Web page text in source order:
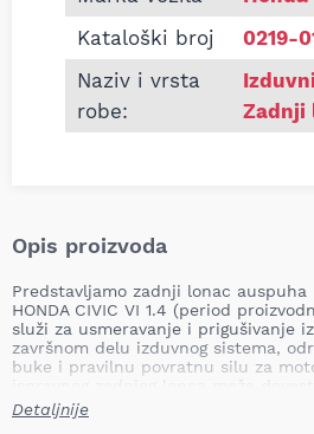
Kataloški broj
0219-
Naziv i vrsta
robe:
Zadnji
Opis proizvoda
Predstavljamo zadnji lonac auspuha
HONDA CIVIC VI 1.4 (period
služi za usmeravanje i prigušivanje
završnom delu izduvnog sistema,
buke i pravilnu povratnu silu za
curenja izduvnih gasova, smanjenja
povećane emisije štetnih gasova, što
Detaljnije